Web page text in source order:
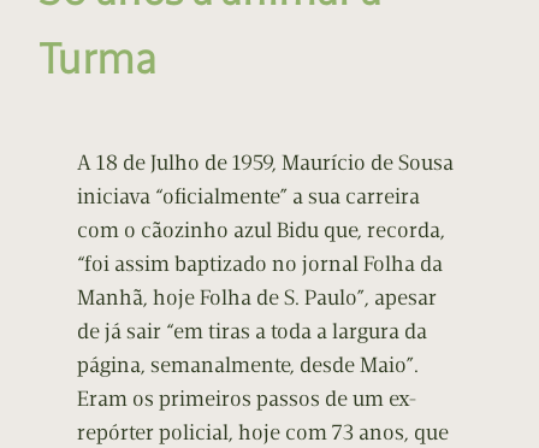
Turma
A 18 de Julho de 1959, Maurício de Sousa
iniciava “oficialmente” a sua carreira
com o cãozinho azul Bidu que, recorda,
“foi assim baptizado no jornal Folha da
Manhã, hoje Folha de S. Paulo”, apesar
de já sair “em tiras a toda a largura da
página, semanalmente, desde Maio”.
Eram os primeiros passos de um ex-
repórter policial, hoje com 73 anos, que